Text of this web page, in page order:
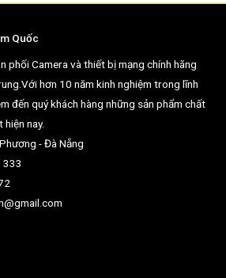
Quốc
phối Camera và thiết bị mạng chính hãng
hơn 10 năm kinh nghiệm trong lĩnh
đến quý khách hàng những sản phẩm chất
nay.
- Đà Nẵng
333